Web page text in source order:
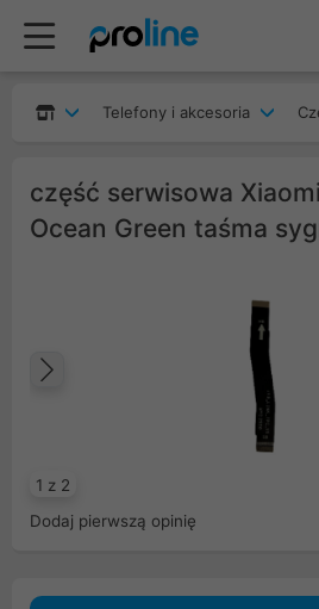
Telefony i akcesoria
część serwisowa
Ocean Green taśma
1 z 2
Dodaj pierwszą opinię